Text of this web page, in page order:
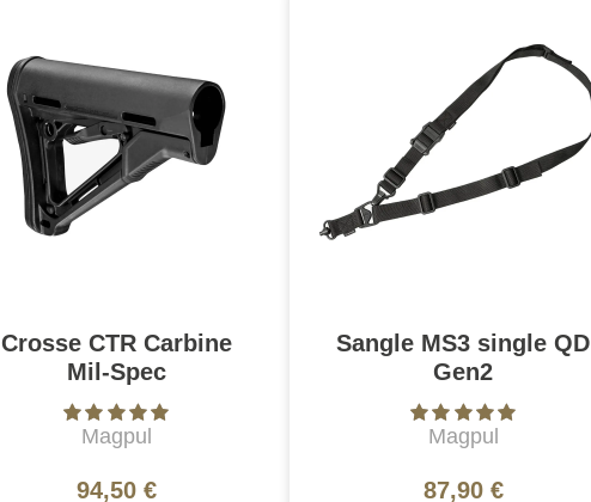
Crosse CTR Carbine
Mil-Spec
Magpul
94,50 €
Sangle MS3 single QD
Gen2
Magpul
87,90 €